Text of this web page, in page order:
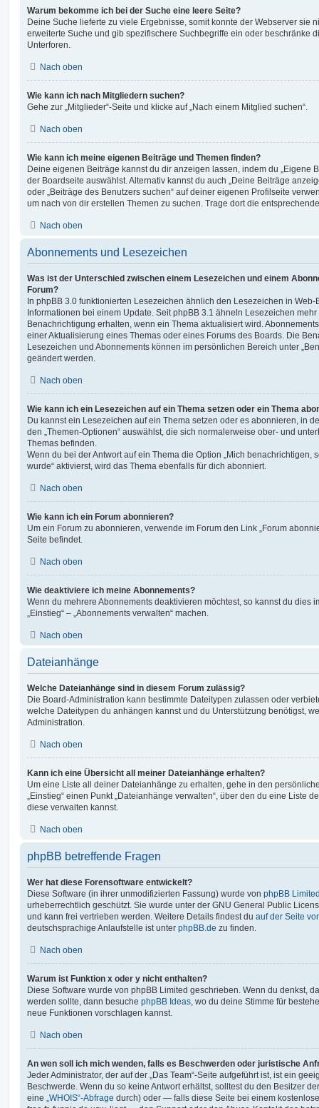
Warum bekomme ich bei der Suche eine leere Seite?
Deine Suche lieferte zu viele Ergebnisse, somit konnte der Webserver sie
erweiterte Suche und gib spezifischere Suchbegriffe ein oder beschränke
Unterforen.
Nach oben
Wie kann ich nach Mitgliedern suchen?
Gehe zur „Mitglieder“-Seite und klicke auf „Nach einem Mitglied suchen“.
Nach oben
Wie kann ich meine eigenen Beiträge und Themen finden?
Deine eigenen Beiträge kannst du dir anzeigen lassen, indem du „Eigene
der Boardseite auswählst. Alternativ kannst du auch „Deine Beiträge
oder „Beiträge des Benutzers suchen“ auf deiner eigenen Profilseite
um nach von dir erstellen Themen zu suchen. Trage dort die
Nach oben
Abonnements und Lesezeichen
Was ist der Unterschied zwischen einem Lesezeichen und einem
Forum?
In phpBB 3.0 funktionierten Lesezeichen ähnlich den Lesezeichen in
Informationen bei einem Update. Seit phpBB 3.1 ähneln Lesezeichen
Benachrichtigung erhalten, wenn ein Thema aktualisiert wird.
einer Aktualisierung eines Themas oder eines Forums des Boards. Die
Lesezeichen und Abonnements können im persönlichen Bereich unter
geändert werden.
Nach oben
Wie kann ich ein Lesezeichen auf ein Thema setzen oder ein Thema
Du kannst ein Lesezeichen auf ein Thema setzen oder es abonnieren, in
den „Themen-Optionen“ auswählst, die sich normalerweise ober- und
Themas befinden.
Wenn du bei der Antwort auf ein Thema die Option „Mich benachrichtigen,
wurde“ aktivierst, wird das Thema ebenfalls für dich abonniert.
Nach oben
Wie kann ich ein Forum abonnieren?
Um ein Forum zu abonnieren, verwende im Forum den Link „Forum
Seite befindet.
Nach oben
Wie deaktiviere ich meine Abonnements?
Wenn du mehrere Abonnements deaktivieren möchtest, so kannst du dies
„Einstieg“ – „Abonnements verwalten“ machen.
Nach oben
Dateianhänge
Welche Dateianhänge sind in diesem Forum zulässig?
Die Board-Administration kann bestimmte Dateitypen zulassen oder
welche Dateitypen du anhängen kannst und du Unterstützung benötigst,
Administration.
Nach oben
Kann ich eine Übersicht all meiner Dateianhänge erhalten?
Um eine Liste all deiner Dateianhänge zu erhalten, gehe in den
„Einstieg“ einen Punkt „Dateianhänge verwalten“, über den du eine Liste
diese verwalten kannst.
Nach oben
phpBB betreffende Fragen
Wer hat diese Forensoftware entwickelt?
Diese Software (in ihrer unmodifizierten Fassung) wurde von phpBB
urheberrechtlich geschützt. Sie wurde unter der GNU General Public
und kann frei vertrieben werden. Weitere Details findest du auf der Seite
deutschsprachige Anlaufstelle ist unter phpBB.de zu finden.
Nach oben
Warum ist Funktion x oder y nicht enthalten?
Diese Software wurde von phpBB Limited geschrieben. Wenn du denkst,
werden sollte, dann besuche phpBB Ideas , wo du deine Stimme für
neue Funktionen vorschlagen kannst.
Nach oben
An wen soll ich mich wenden, falls es Beschwerden oder juristische
Jeder Administrator, der auf der „Das Team“-Seite aufgeführt ist, ist ein
Beschwerde. Wenn du so keine Antwort erhältst, solltest du den Besitzer
eine „WHOIS“-Abfrage durch) oder — falls diese Seite bei einem